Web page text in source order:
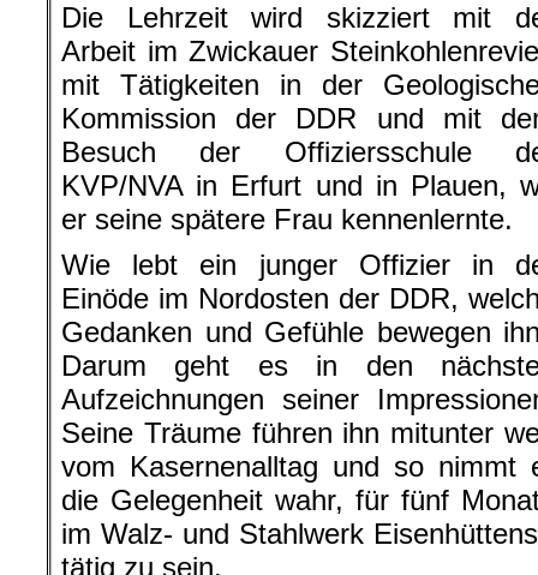
Die Lehrzeit wird skizziert mit
Arbeit im Zwickauer
mit Tätigkeiten in der
Kommission der DDR und mit
Besuch der Offiziersschule
KVP/NVA in Erfurt und in Plauen,
er seine spätere Frau kennenlernte.
Wie lebt ein junger Offizier in
Einöde im Nordosten der DDR,
Gedanken und Gefühle bewegen
Darum geht es in den
Aufzeichnungen seiner
Seine Träume führen ihn mitunter
vom Kasernenalltag und so nimmt
die Gelegenheit wahr, für fünf
im Walz- und Stahlwerk
tätig zu sein.